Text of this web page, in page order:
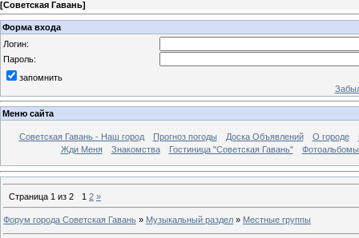
[Советская Гавань]
Форма входа
Логин:
Пароль:
запомнить
Меню сайта
Советская Гавань - Наш город Прогноз погоды Доска Объявлений О городе
Жди Меня
Знакомства Гостиница "Советская Гавань" Фотоальбомы
Страница 1 из 2 1 2 »
Форум города Советская Гавань » Музыкальный раздел » Местные группы